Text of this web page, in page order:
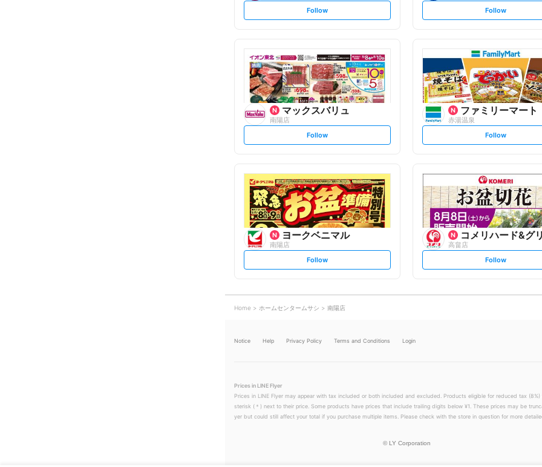
s
t
o
w
Follow
s
t
l
o
Follow
マックスバリュ
南陽店
s
t
l
o
w
Follow
ファミリーマート
赤湯温泉
s
t
l
o
w
Follow
ヨークベニマル
南陽店
s
t
o
w
Follow
コメリハード&グ
高畠店
s
t
Follow
Home ホームセンタームサシ 南陽店
Notice Help Privacy Policy Terms and Conditions Login
Prices in LINE Flyer
Prices in LINE Flyer may appear with tax included or both included and excluded. Products eligible for reduced tax (8%)
sterisk (＊) next to their price. Some products have prices that include trailing digits below ¥1. These prices may be
yer but could still affect your total if you purchase multiple items. Please check with the store in question for more
© LY Corporation